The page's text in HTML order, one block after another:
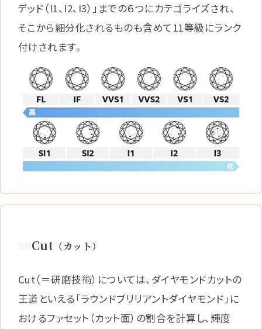
デッド（I1、I2、I3）」までの６つにカテゴライズされ、
そこから細分化されるものも含めて11等級にランク
付けされます。
03.Cut （カット）
Cut（＝研磨技術）については、ダイヤモンドカットの
王道といえる「ラウンドブリリアントダイヤモンド」に
おけるファセット（カット面）の割合を計算し、輝度